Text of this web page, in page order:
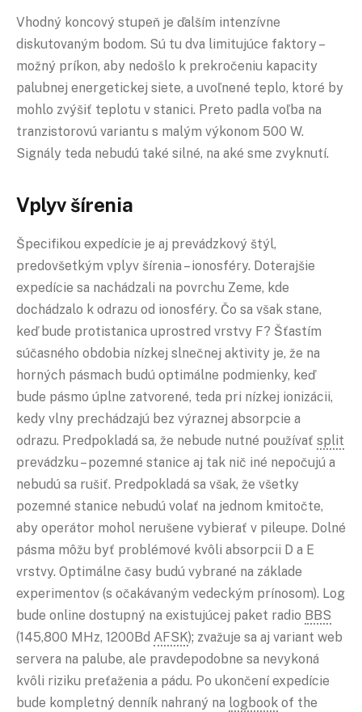
Vhodný koncový stupeň je ďalším intenzívne
diskutovaným bodom. Sú tu dva limitujúce faktory –
možný príkon, aby nedošlo k prekročeniu kapacity
palubnej energetickej siete, a uvoľnené teplo, ktoré by
mohlo zvýšiť teplotu v stanici. Preto padla voľba na
tranzistorovú variantu s malým výkonom 500 W.
Signály teda nebudú také silné, na aké sme zvyknutí.
Vplyv šírenia
Špecifikou expedície je aj prevádzkový štýl,
predovšetkým vplyv šírenia – ionosféry. Doterajšie
expedície sa nachádzali na povrchu Zeme, kde
dochádzalo k odrazu od ionosféry. Čo sa však stane,
keď bude protistanica uprostred vrstvy F? Šťastím
súčasného obdobia nízkej slnečnej aktivity je, že na
horných pásmach budú optimálne podmienky, keď
bude pásmo úplne zatvorené, teda pri nízkej ionizácii,
kedy vlny prechádzajú bez výraznej absorpcie a
odrazu. Predpokladá sa, že nebude nutné používať split
prevádzku – pozemné stanice aj tak nič iné nepočujú a
nebudú sa rušiť. Predpokladá sa však, že všetky
pozemné stanice nebudú volať na jednom kmitočte,
aby operátor mohol nerušene vybierať v pileupe. Dolné
pásma môžu byť problémové kvôli absorpcii D a E
vrstvy. Optimálne časy budú vybrané na základe
experimentov (s očakávaným vedeckým prínosom). Log
bude online dostupný na existujúcej paket radio BBS
(145,800 MHz, 1200Bd AFSK); zvažuje sa aj variant web
servera na palube, ale pravdepodobne sa nevykoná
kvôli riziku preťaženia a pádu. Po ukončení expedície
bude kompletný denník nahraný na logbook of the